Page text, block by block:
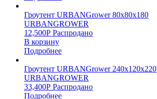
Гроутент URBANGrower 80х80х180
URBANGROWER
12,500Р Распродано
В корзину
Подробнее
Гроутент URBANGrower 240х120х220
URBANGROWER
33,400Р Распродано
Подробнее